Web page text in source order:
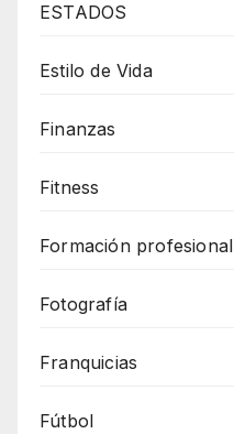
ESTADOS
Estilo de Vida
Finanzas
Fitness
Formación profesional
Fotografía
Franquicias
Fútbol